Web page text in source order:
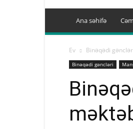
Ana səhifə
Ev Binəqədi
Binəqədi gəncləri